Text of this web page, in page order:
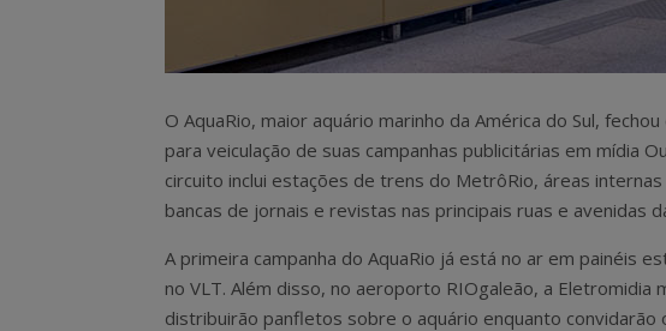
O AquaRio, maior aquário marinho da América do Sul,
para veiculação de suas campanhas publicitárias em mídia
circuito inclui estações de trens do MetrôRio, áreas
bancas de jornais e revistas nas principais ruas e avenidas
A primeira campanha do AquaRio já está no ar em painéis
no VLT. Além disso, no aeroporto RIOgaleão, a
distribuirão panfletos sobre o aquário enquanto